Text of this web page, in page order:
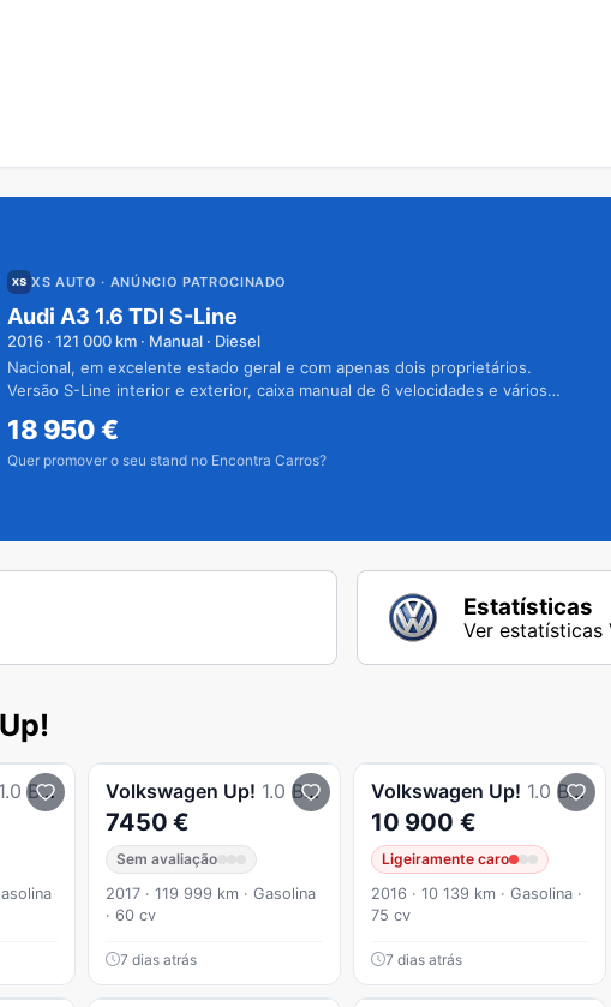
XS AUTO · ANÚNCIO PATROCINADO
Audi A3 1.6 TDI S-Line
2016 · 121 000 km · Manual · Diesel
Nacional, em excelente estado geral e com apenas dois proprietários.
Versão S-Line interior e exterior, caixa manual de 6 velocidades e vários
18 950€
Quer promover o seu stand no Encontra Carros?
Estatísticas
Ver estatísticas
1.0 BlueMotion Move Volkswagen Up! 1.0 BlueMotion Move AC 60cv
7450 €
Sem avaliação
2017 · 119 999 km · Gasolina
· 60 cv
7 dias atrás
Volkswagen Up! 1.0 BlueMotion High
10 900 €
Ligeiramente caro
2016 · 10 139 km · Gasolina ·
75 cv
7 dias atrás